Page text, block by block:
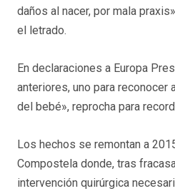
daños al nacer, por mala
el letrado.
En declaraciones a Europa
anteriores, uno para reconocer
del bebé», reprocha para
Los hechos se remontan a
Compostela donde, tras
intervención quirúrgica